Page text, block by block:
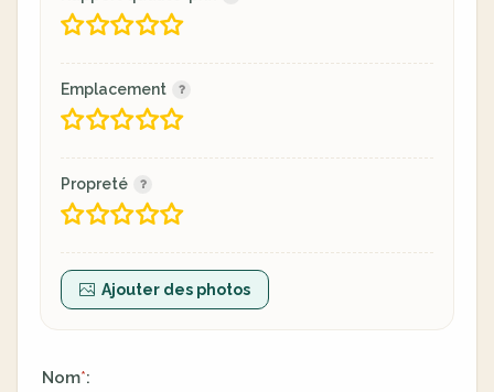
Emplacement
Propreté
Ajouter des photos
Nom*: